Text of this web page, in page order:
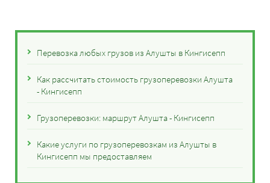
Перевозка любых грузов из Алушты в Кингисепп
Как рассчитать стоимость грузоперевозки Алушта
- Кингисепп
Грузоперевозки: маршрут Алушта - Кингисепп
Какие услуги по грузоперевозкам из Алушты в
Кингисепп мы предоставляем